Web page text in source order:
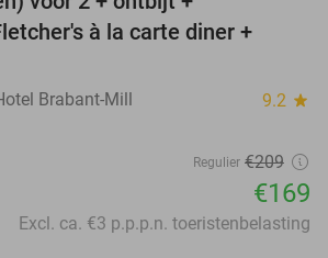
à la carte diner +
Brabant-Mill 9.2 star
Regulier €209
€169
Excl. ca. €3 p.p.p.n. toeristenbelasting